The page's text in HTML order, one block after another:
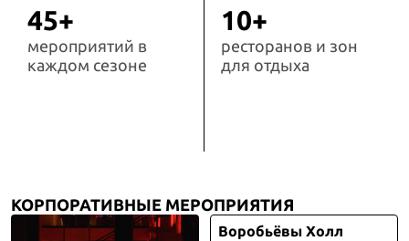
45+
мероприятий в
каждом сезоне
10+
ресторанов и зон
для отдыха
КОРПОРАТИВНЫЕ МЕРОПРИЯТИЯ
Воробьёвы Холл